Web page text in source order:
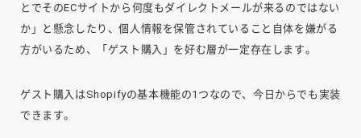
とでそのECサイトから何度もダイレクトメールが来るのではない
か」と懸念したり、個人情報を保管されていること自体を嫌がる
方がいるため、「ゲスト購入」を好む層が一定存在します。
ゲスト購入はShopifyの基本機能の1つなので、今日からでも実装
できます。